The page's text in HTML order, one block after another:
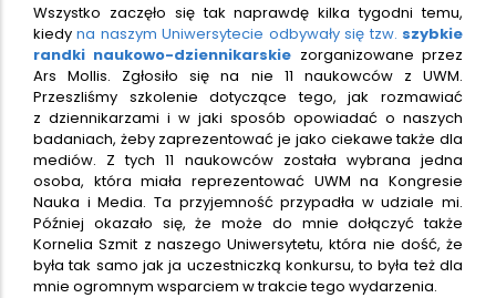
Wszystko zaczęło się tak naprawdę kilka tygodni temu,
kiedyna naszym Uniwersytecie odbywały się tzw. szybkie
randki naukowo-dziennikarskie zorganizowane przez
Ars Mollis. Zgłosiło się na nie 11 naukowców z UWM.
Przeszliśmy szkolenie dotyczące tego, jak rozmawiać
z dziennikarzami i w jaki sposób opowiadać o naszych
badaniach, żeby zaprezentować je jako ciekawe także dla
mediów. Z tych 11 naukowców została wybrana jedna
osoba, która miała reprezentować UWM na Kongresie
Nauka i Media. Ta przyjemność przypadła w udziale mi.
Później okazało się, że może do mnie dołączyć także
Kornelia Szmit z naszego Uniwersytetu, która nie dość, że
była tak samo jak ja uczestniczką konkursu, to była też dla
mnie ogromnym wsparciem w trakcie tego wydarzenia.